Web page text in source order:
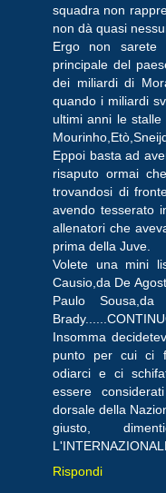
squadra non
non dà quasi
Ergo non sarete
principale del
dei miliardi di
quando i miliardi
ultimi anni le
Eppoi basta ad
risaputo ormai
trovandosi di
avendo tesserato
allenatori che
prima della Juve.
Volete una mini
Causio,da De
Paulo
Insomma
punto per cui ci
odiarci e ci
essere
dorsale della
giusto,
Rispondi